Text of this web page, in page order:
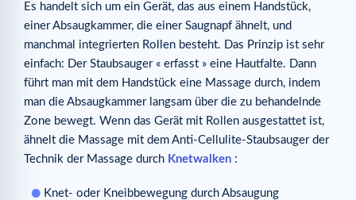
Es handelt sich um ein Gerät, das aus einem Handstück,
einer Absaugkammer, die einer Saugnapf ähnelt, und
manchmal integrierten Rollen besteht. Das Prinzip ist sehr
einfach: Der Staubsauger « erfasst » eine Hautfalte. Dann
führt man mit dem Handstück eine Massage durch, indem
man die Absaugkammer langsam über die zu behandelnde
Zone bewegt. Wenn das Gerät mit Rollen ausgestattet ist,
ähnelt die Massage mit dem Anti-Cellulite-Staubsauger der
Technik der Massage durch Knetwalken :
Knet- oder Kneibbewegung durch Absaugung